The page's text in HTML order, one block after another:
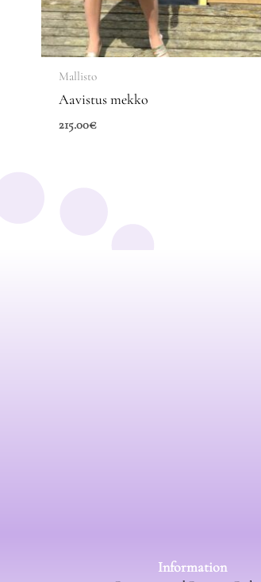
Mallisto
Aavistus mekko
215.00€
Information